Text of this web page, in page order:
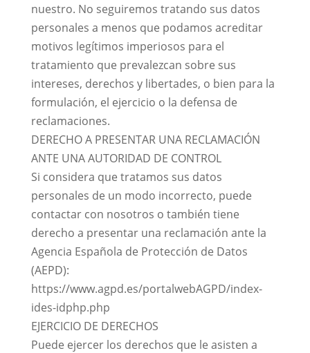
nuestro. No seguiremos tratando sus datos
personales a menos que podamos acreditar
motivos legítimos imperiosos para el
tratamiento que prevalezcan sobre sus
intereses, derechos y libertades, o bien para la
formulación, el ejercicio o la defensa de
reclamaciones.
DERECHO A PRESENTAR UNA RECLAMACIÓN
ANTE UNA AUTORIDAD DE CONTROL
Si considera que tratamos sus datos
personales de un modo incorrecto, puede
contactar con nosotros o también tiene
derecho a presentar una reclamación ante la
Agencia Española de Protección de Datos
(AEPD):
https://www.agpd.es/portalwebAGPD/index-
ides-idphp.php
EJERCICIO DE DERECHOS
Puede ejercer los derechos que le asisten a